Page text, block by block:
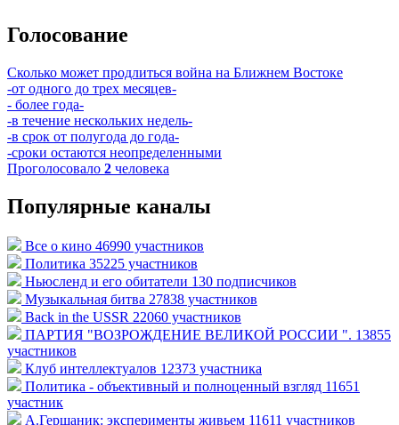
Голосование
Сколько может продлиться война на Ближнем Востоке
-от одного до трех месяцев-
- более года-
-в течение нескольких недель-
-в срок от полугода до года-
-сроки остаются неопределенными
Проголосовало 2 человека
Популярные каналы
Все о кино 46990 участников
Политика 35225 участников
Ньюсленд и его обитатели 130 подписчиков
Музыкальная битва 27838 участников
Back in the USSR 22060 участников
ПАРТИЯ "ВОЗРОЖДЕНИЕ ВЕЛИКОЙ РОССИИ ". 13855
участников
Клуб интеллектуалов 12373 участника
Политика - объективный и полноценный взгляд 11651
участник
А.Гершаник: эксперименты живьем 11611 участников